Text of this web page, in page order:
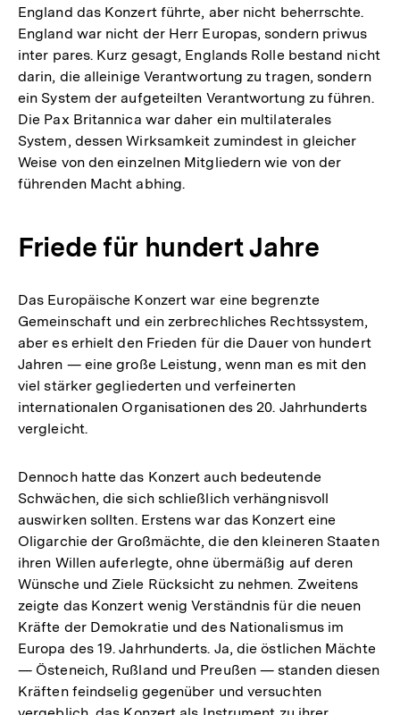
England das Konzert führte, aber nicht beherrschte.
England war nicht der Herr Europas, sondern priwus
inter pares. Kurz gesagt, Englands Rolle bestand nicht
darin, die alleinige Verantwortung zu tragen, sondern
ein System der aufgeteilten Verantwortung zu führen.
Die Pax Britannica war daher ein multilaterales
System, dessen Wirksamkeit zumindest in gleicher
Weise von den einzelnen Mitgliedern wie von der
führenden Macht abhing.
Friede für hundert Jahre
Das Europäische Konzert war eine begrenzte
Gemeinschaft und ein zerbrechliches Rechtssystem,
aber es erhielt den Frieden für die Dauer von hundert
Jahren — eine große Leistung, wenn man es mit den
viel stärker gegliederten und verfeinerten
internationalen Organisationen des 20. Jahrhunderts
vergleicht.
Dennoch hatte das Konzert auch bedeutende
Schwächen, die sich schließlich verhängnisvoll
auswirken sollten. Erstens war das Konzert eine
Oligarchie der Großmächte, die den kleineren Staaten
ihren Willen auferlegte, ohne übermäßig auf deren
Wünsche und Ziele Rücksicht zu nehmen. Zweitens
zeigte das Konzert wenig Verständnis für die neuen
Kräfte der Demokratie und des Nationalismus im
Europa des 19. Jahrhunderts. Ja, die östlichen Mächte
— Östeneich, Rußland und Preußen — standen diesen
Kräften feindselig gegenüber und versuchten